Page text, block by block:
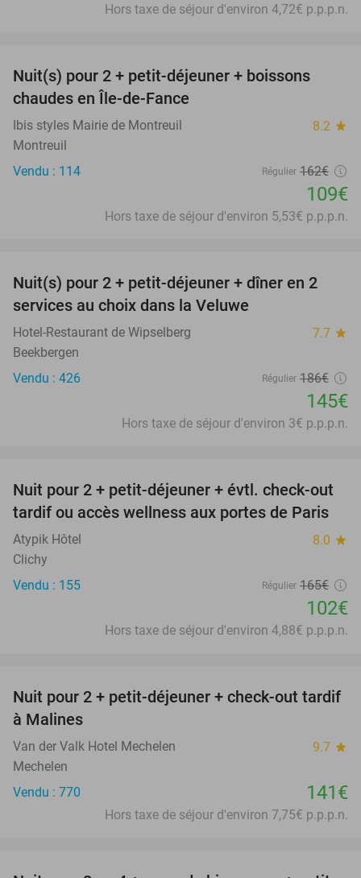
Hors taxe de séjour d'environ 4,72€ p.p.p.n.
Nuit(s) pour 2 + petit-déjeuner + boissons
chaudes en Île-de-Fance
Ibis styles Mairie de Montreuil 8.2 star
Montreuil
Vendu : 114
Régulier 162€
109€
Hors taxe de séjour d'environ 5,53€ p.p.p.n.
22%
Nuit(s) pour 2 + petit-déjeuner + dîner en 2
services au choix dans la Veluwe
Hotel-Restaurant de Wipselberg 7.7 star
Beekbergen
Vendu : 426
Régulier 186€
145€
Hors taxe de séjour d'environ 3€ p.p.p.n.
38%
Nuit pour 2 + petit-déjeuner + évtl. check-out
tardif ou accès wellness aux portes de Paris
Atypik Hôtel 8.0 star
Clichy
Vendu : 155
Régulier 165€
102€
Hors taxe de séjour d'environ 4,88€ p.p.p.n.
Nuit pour 2 + petit-déjeuner + check-out tardif
à Malines
Van der Valk Hotel Mechelen 9.7 star
Mechelen
Vendu : 770
141€
Hors taxe de séjour d'environ 7,75€ p.p.p.n.